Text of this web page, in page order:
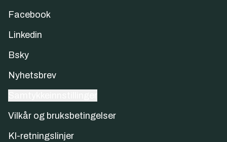
Facebook
Linkedin
Bsky
Nyhetsbrev
Vilkår og bruksbetingelser
KI-retningslinjer